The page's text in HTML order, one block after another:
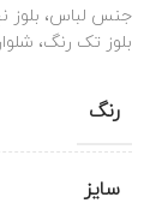
جنس لباس، بلوز
بلوز تک رنگ،
رنگ
سایز